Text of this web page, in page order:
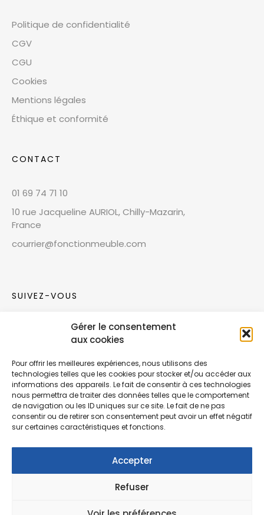
Gérer le consentement
aux cookies
Pour offrir les meilleures expériences, nous utilisons des
technologies telles que les cookies pour stocker et/ou accéder aux
informations des appareils. Le fait de consentir à ces technologies
nous permettra de traiter des données telles que le comportement
de navigation ou les ID uniques sur ce site. Le fait de ne pas
consentir ou de retirer son consentement peut avoir un effet négatif
sur certaines caractéristiques et fonctions.
Accepter
Refuser
Politique de confidentialité
CGV
CGU
Cookies
Mentions légales
Éthique et conformité
CONTACT
01 69 74 71 10
10 rue Jacqueline AURIOL, Chilly-Mazarin,
France
courrier@fonctionmeuble.com
SUIVEZ-VOUS
Rejoignez notre communauté sur les réseaux
Nouvelles collections, vie de l’équipe ou
inspirations : soyez informés de nos dernières
actualités.
© Copyright Fonction Meuble